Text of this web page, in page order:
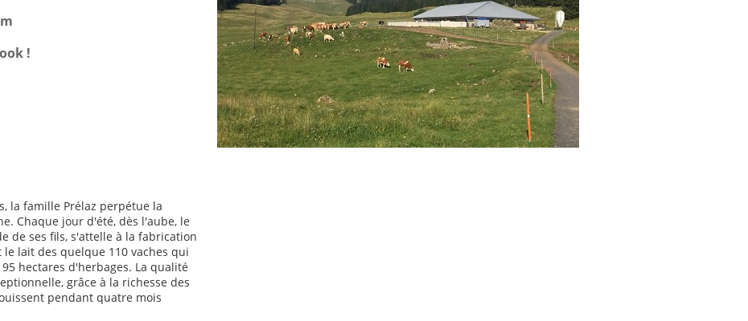
!
la famille Prélaz perpétue la
Chaque jour d'été, dès l'aube, le
de ses fils, s'attelle à la fabrication
lait des quelque 110 vaches qui
hectares d'herbages. La qualité
grâce à la richesse des
pendant quatre mois